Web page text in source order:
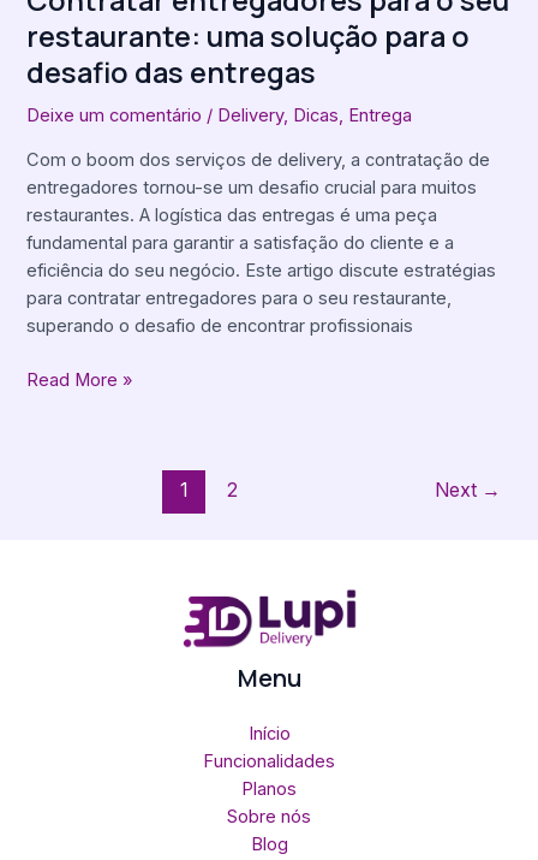
restaurante: uma solução para o
desafio das entregas
Deixe um comentário / Delivery, Dicas, Entrega
Com o boom dos serviços de delivery, a contratação de
entregadores tornou-se um desafio crucial para muitos
restaurantes. A logística das entregas é uma peça
fundamental para garantir a satisfação do cliente e a
eficiência do seu negócio. Este artigo discute estratégias
para contratar entregadores para o seu restaurante,
superando o desafio de encontrar profissionais
o
desafio
das
Read More »
1 2 Next →
Menu
Início
Funcionalidades
Planos
Sobre nós
Blog